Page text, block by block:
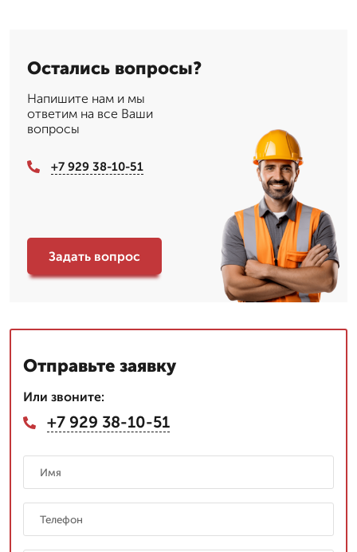
Остались вопросы?
Напишите нам и мы
ответим на все Ваши
вопросы
+7 929 38-10-51
Задать вопрос
Отправьте заявку
Или звоните:
+7 929 38-10-51